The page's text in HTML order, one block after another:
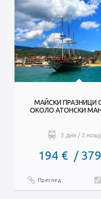
МАЙСКИ ПРАЗНИЦИ
ОКОЛО АТОНСКИ
3 дни / 2
194 € /
Преглед